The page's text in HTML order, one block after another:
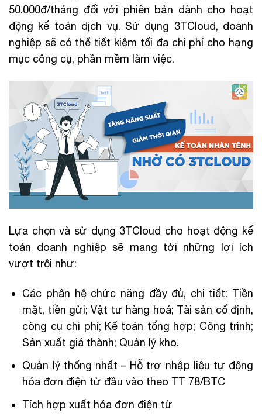
50.000đ/tháng đối với phiên bản dành cho hoạt
động kế toán dịch vụ. Sử dụng 3TCloud, doanh
nghiệp sẽ có thể tiết kiệm tối đa chi phí cho hạng
mục công cụ, phần mềm làm việc.
Lựa chọn và sử dụng 3TCloud cho hoạt động kế
toán doanh nghiệp sẽ mang tới những lợi ích
vượt trội như:
Các phân hệ chức năng đầy đủ, chi tiết: Tiền
mặt, tiền gửi; Vật tư hàng hoá; Tài sản cố định,
công cụ chi phí; Kế toán tổng hợp; Công trình;
Sản xuất giá thành; Quản lý kho.
Quản lý thống nhất – Hỗ trợ nhập liệu tự động
hóa đơn điện tử đầu vào theo TT 78/BTC
Tích hợp xuất hóa đơn điện tử